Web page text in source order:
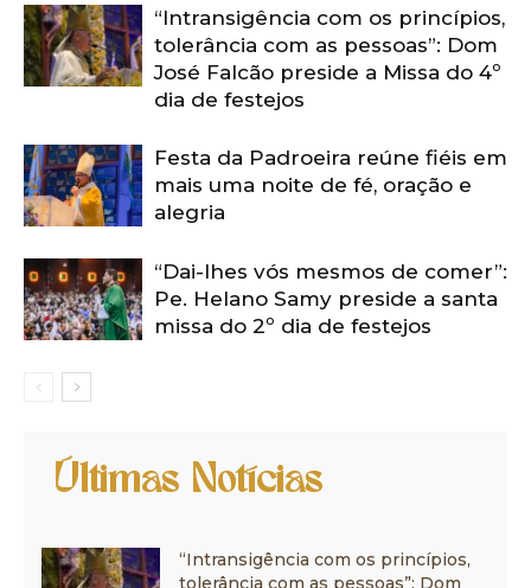
“Intransigência com os princípios,
tolerância com as pessoas”: Dom
José Falcão preside a Missa do 4º
dia de festejos
Festa da Padroeira reúne fiéis em
mais uma noite de fé, oração e
alegria
“Dai-lhes vós mesmos de comer”:
Pe. Helano Samy preside a santa
missa do 2º dia de festejos
Últimas Notícias
“Intransigência com os princípios,
tolerância com as pessoas”: Dom